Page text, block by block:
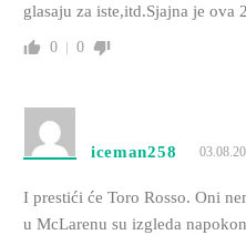
glasaju za iste,itd.Sjajna je ova
0 0
iceman258
I prestići će Toro Rosso. Oni
u McLarenu su izgleda